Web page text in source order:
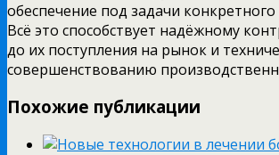
обеспечение под задачи
Всё это способствует надёжному
до их поступления на рынок и
совершенствованию
Похожие публикации